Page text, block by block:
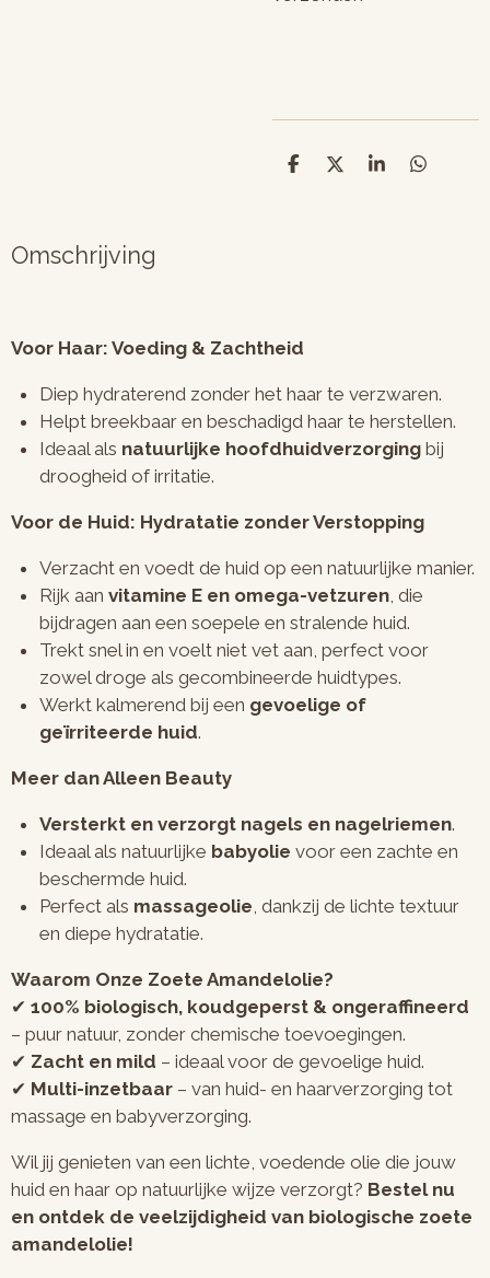
D
D
S
D
Omschrijving
Voor Haar: Voeding & Zachtheid
Diep hydraterend zonder het haar te verzwaren.
Helpt breekbaar en beschadigd haar te herstellen.
Ideaal als natuurlijke hoofdhuidverzorgingbij
droogheid of irritatie.
Voor de Huid: Hydratatie zonder Verstopping
Verzacht en voedt de huid op een natuurlijke manier.
Rijk aan vitamine E en omega-vetzuren, die
bijdragen aan een soepele en stralende huid.
Trekt snel in en voelt niet vet aan, perfect voor
zowel droge als gecombineerde huidtypes.
Werkt kalmerend bij een gevoelige of
geïrriteerde huid.
Meer dan Alleen Beauty
Versterkt en verzorgt nagels en nagelriemen.
Ideaal als natuurlijke babyolie voor een zachte en
beschermde huid.
Perfect als massageolie, dankzij de lichte textuur
en diepe hydratatie.
Waarom Onze Zoete Amandelolie?
✔ 100% biologisch, koudgeperst & ongeraffineerd
– puur natuur, zonder chemische toevoegingen.
✔ Zacht en mild – ideaal voor de gevoelige huid.
✔ Multi-inzetbaar – van huid- en haarverzorging tot
massage en babyverzorging.
Wil jij genieten van een lichte, voedende olie die jouw
huid en haar op natuurlijke wijze verzorgt? Bestel nu
en ontdek de veelzijdigheid van biologische zoete
amandelolie!